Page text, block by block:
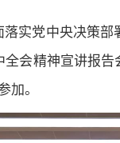
实党中央决策
会精神宣讲报
加。